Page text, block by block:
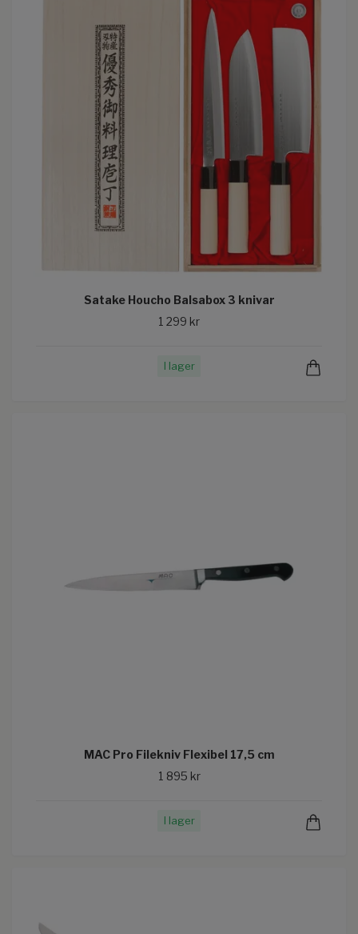
Satake Houcho Balsabox 3 knivar
1 299 kr
I lager
MAC Pro Filekniv Flexibel 17,5 cm
1 895 kr
I lager